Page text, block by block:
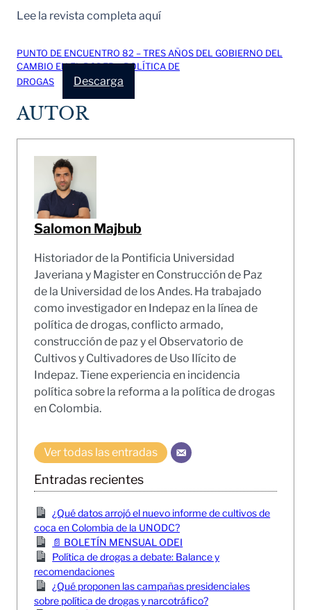
Lee la revista completa aquí
PUNTO DE ENCUENTRO 82 – TRES AÑOS DEL GOBIERNO DEL
CAMBIO EN EL PODER – POLÍTICA DE
DROGAS
Descarga
AUTOR
Salomon Majbub
Historiador de la Pontificia Universidad
Javeriana y Magister en Construcción de Paz
de la Universidad de los Andes. Ha trabajado
como investigador en Indepaz en la línea de
política de drogas, conflicto armado,
construcción de paz y el Observatorio de
Cultivos y Cultivadores de Uso Ilícito de
Indepaz. Tiene experiencia en incidencia
política sobre la reforma a la política de drogas
en Colombia.
Ver todas las entradas
Entradas recientes
¿Qué datos arrojó el nuevo informe de cultivos de
coca en Colombia de la UNODC?
📄 BOLETÍN MENSUAL ODEI
Política de drogas a debate: Balance y
recomendaciones
¿Qué proponen las campañas presidenciales
sobre política de drogas y narcotráfico?